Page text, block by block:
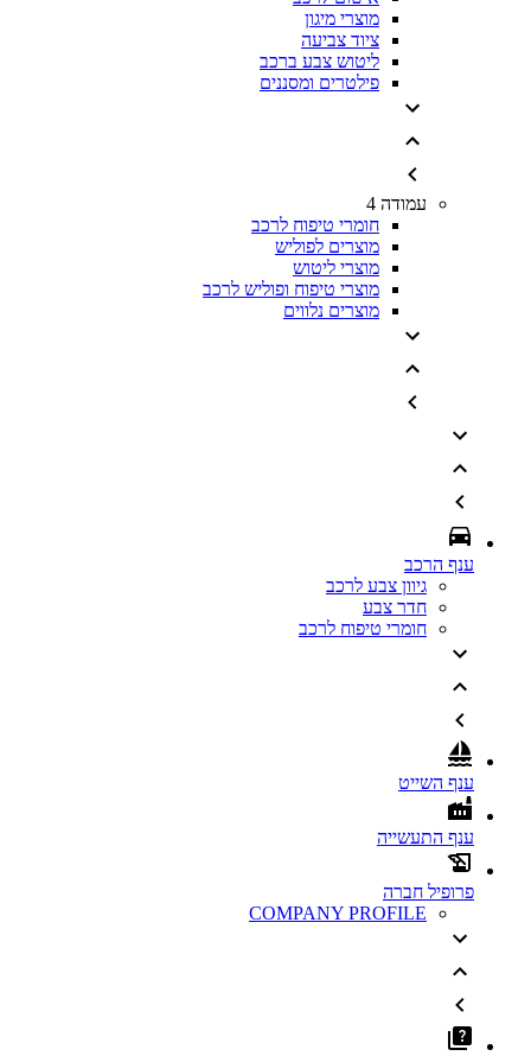
מוצרי מיגון
ציוד צביעה
ליטוש צבע ברכב
פילטרים ומסננים
עמודה 4
חומרי טיפוח לרכב
מוצרים לפוליש
מוצרי ליטוש
מוצרי טיפוח ופוליש לרכב
מוצרים נלווים
ענף הרכב
גיוון צבע לרכב
חדר צבע
חומרי טיפוח לרכב
ענף השייט
ענף התעשייה
פרופיל חברה
COMPANY PROFILE